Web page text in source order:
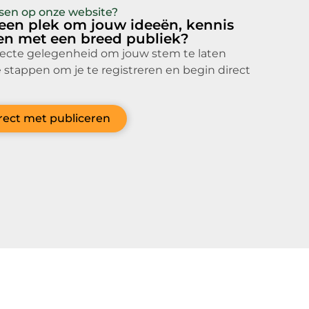
op onze website?
plek om jouw ideeën, kennis
met een breed publiek?
gelegenheid om jouw stem te laten
stappen om je te registreren en begin direct
met publiceren